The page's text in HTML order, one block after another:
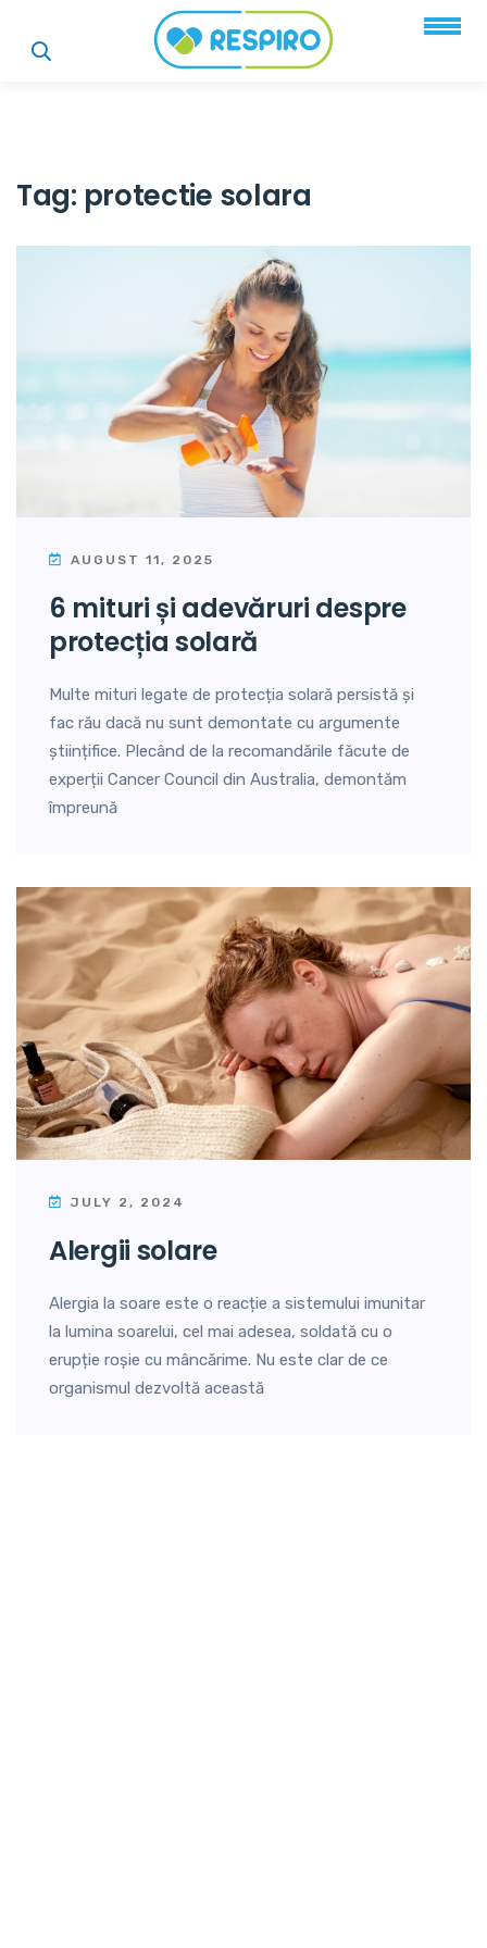
Tag: protectie solara
AUGUST 11, 2025
6 mituri și adevăruri despre
protecția solară
Multe mituri legate de protecția solară persistă și
fac rău dacă nu sunt demontate cu argumente
științifice. Plecând de la recomandările făcute de
experții Cancer Council din Australia, demontăm
împreună
JULY 2, 2024
alergii solare
Alergia la soare este o reacție a sistemului imunitar
la lumina soarelui, cel mai adesea, soldată cu o
erupție roșie cu mâncărime. Nu este clar de ce
organismul dezvoltă această